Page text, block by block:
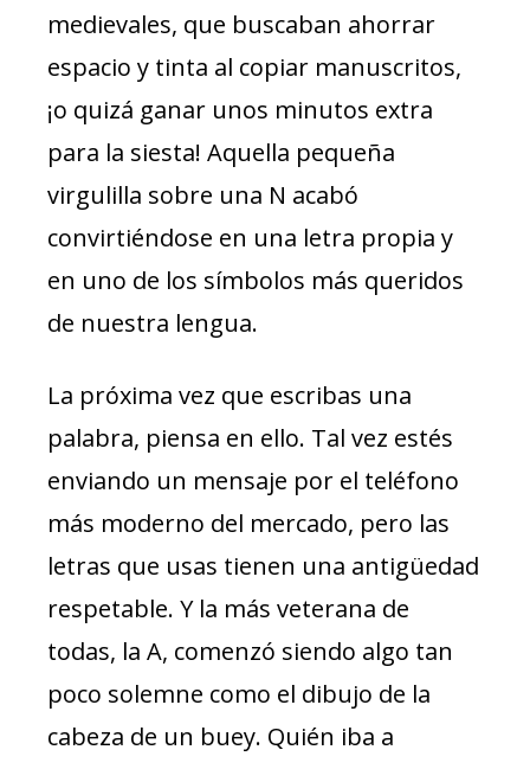
medievales, que buscaban ahorrar
espacio y tinta al copiar manuscritos,
¡o quizá ganar unos minutos extra
para la siesta! Aquella pequeña
virgulilla sobre una N acabó
convirtiéndose en una letra propia y
en uno de los símbolos más queridos
de nuestra lengua.
La próxima vez que escribas una
palabra, piensa en ello. Tal vez estés
enviando un mensaje por el teléfono
más moderno del mercado, pero las
letras que usas tienen una antigüedad
respetable. Y la más veterana de
todas, la A, comenzó siendo algo tan
poco solemne como el dibujo de la
cabeza de un buey. Quién iba a